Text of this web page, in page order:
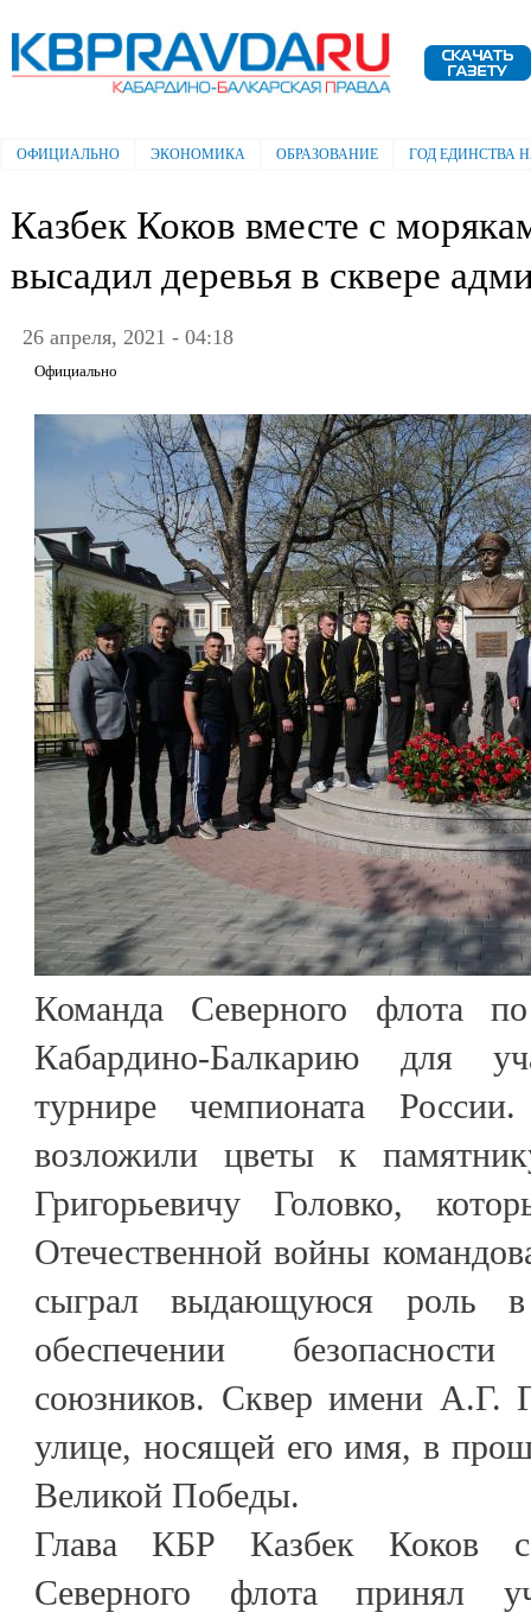
Электронная газета "Кабардино-
Балкарская правда"
Главное меню
ОФИЦИАЛЬНО ЭКОНОМИКА ОБРАЗОВАНИЕ ГОД ЕДИНСТВА
Казбек Коков вместе с
высадил деревья в сквере
26 апреля, 2021 - 04:18
Официально
Команда Северного флота
Кабардино-Балкарию для
турнире чемпионата
возложили цветы к
Григорьевичу Головко,
Отечественной войны
сыграл выдающуюся роль в
обеспечении
союзников. Сквер имени А.Г.
улице, носящей его имя, в
Великой Победы.
Глава КБР Казбек Коков с
Северного флота принял